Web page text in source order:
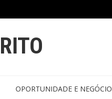
OPORTUNIDADE E NEGÓCIO